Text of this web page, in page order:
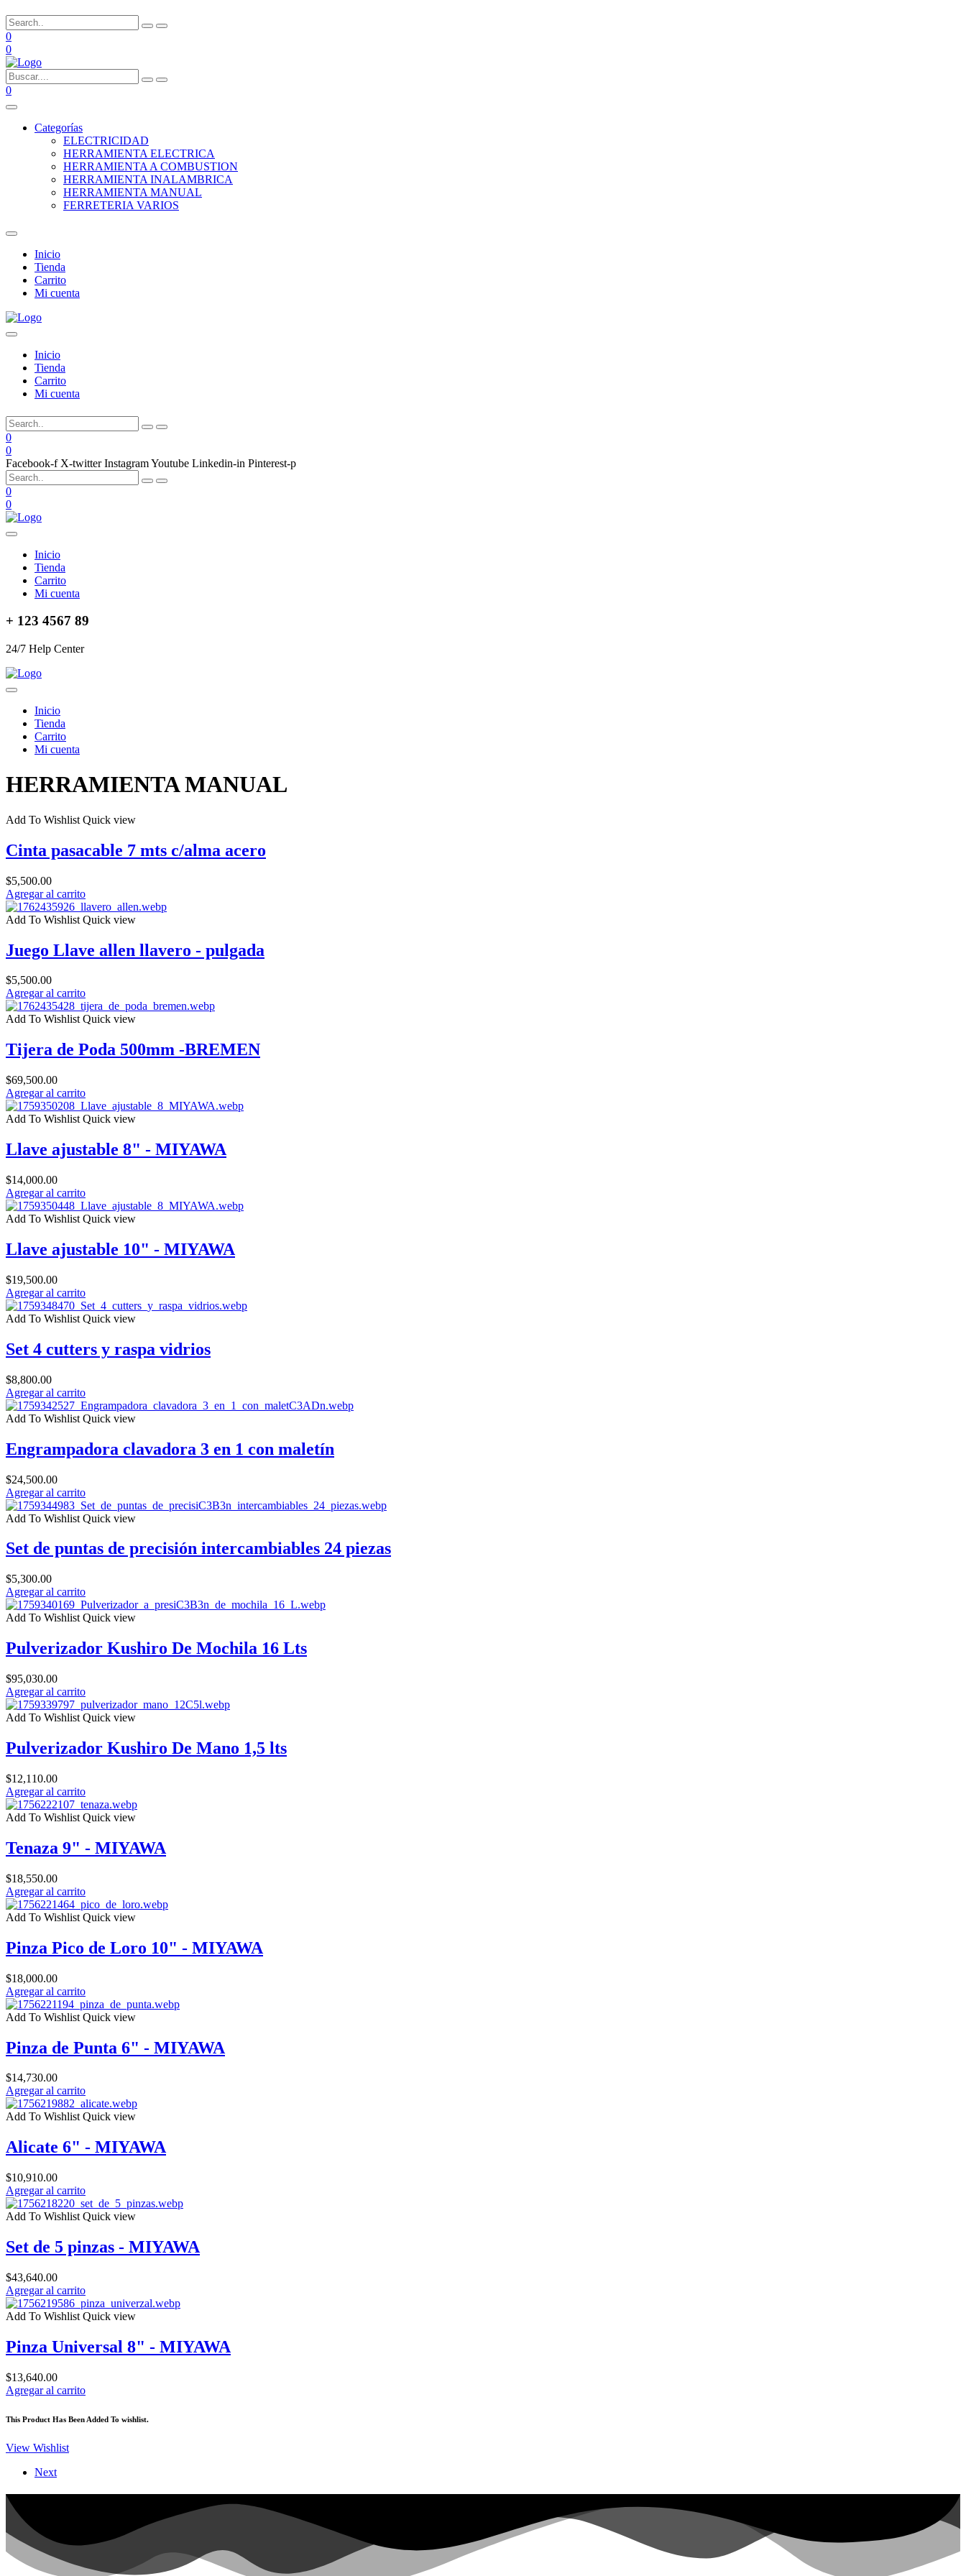
0
0
0
Categorías
ELECTRICIDAD
HERRAMIENTA ELECTRICA
HERRAMIENTA A COMBUSTION
HERRAMIENTA INALAMBRICA
HERRAMIENTA MANUAL
FERRETERIA VARIOS
Inicio
Tienda
Carrito
Mi cuenta
Inicio
Tienda
Carrito
Mi cuenta
0
0
Facebook-f X-twitter InstagramYoutube Linkedin-in Pinterest-p
0
0
Inicio
Tienda
Carrito
Mi cuenta
+ 123 4567 89
24/7 Help Center
Inicio
Tienda
Carrito
Mi cuenta
HERRAMIENTA MANUAL
Add To Wishlist Quick view
Cinta pasacable 7 mts c/alma acero
$5,500.00
Agregar al carrito
Add To Wishlist Quick view
Juego Llave allen llavero - pulgada
$5,500.00
Agregar al carrito
Add To Wishlist Quick view
Tijera de Poda 500mm -BREMEN
$69,500.00
Agregar al carrito
Add To Wishlist Quick view
Llave ajustable 8" - MIYAWA
$14,000.00
Agregar al carrito
Add To Wishlist Quick view
Llave ajustable 10" - MIYAWA
$19,500.00
Agregar al carrito
Add To Wishlist Quick view
Set 4 cutters y raspa vidrios
$8,800.00
Agregar al carrito
Add To Wishlist Quick view
Engrampadora clavadora 3 en 1 con maletín
$24,500.00
Agregar al carrito
Add To Wishlist Quick view
Set de puntas de precisión intercambiables 24 piezas
$5,300.00
Agregar al carrito
Add To Wishlist Quick view
Pulverizador Kushiro De Mochila 16 Lts
$95,030.00
Agregar al carrito
Add To Wishlist Quick view
Pulverizador Kushiro De Mano 1,5 lts
$12,110.00
Agregar al carrito
Add To Wishlist Quick view
Tenaza 9" - MIYAWA
$18,550.00
Agregar al carrito
Add To Wishlist Quick view
Pinza Pico de Loro 10" - MIYAWA
$18,000.00
Agregar al carrito
Add To Wishlist Quick view
Pinza de Punta 6" - MIYAWA
$14,730.00
Agregar al carrito
Add To Wishlist Quick view
Alicate 6" - MIYAWA
$10,910.00
Agregar al carrito
Add To Wishlist Quick view
Set de 5 pinzas - MIYAWA
$43,640.00
Agregar al carrito
Add To Wishlist Quick view
Pinza Universal 8" - MIYAWA
$13,640.00
Agregar al carrito
This Product Has Been Added To wishlist.
View Wishlist
Next